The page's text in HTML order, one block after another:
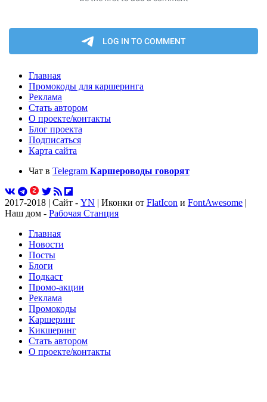
Главная
Промокоды для каршеринга
Реклама
Стать автором
О проекте/контакты
Блог проекта
Подписаться
Карта сайта
Чат в Telegram Каршероводы говорят
2017-2018 | Сайт - YN | Иконки от FlatIcon и FontAwesome |
Наш дом - Рабочая Станция
Главная
Новости
Посты
Блоги
Подкаст
Промо-акции
Реклама
Промокоды
Каршеринг
Кикшеринг
Стать автором
О проекте/контакты